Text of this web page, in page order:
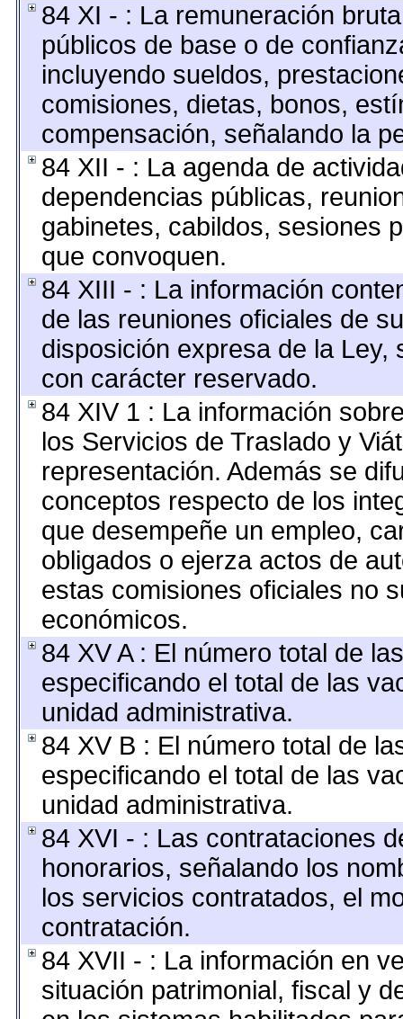
84 XI - : La remuneración
públicos de base o de
incluyendo sueldos,
comisiones, dietas, bonos,
compensación, señalando la
84 XII - : La agenda de
dependencias públicas,
gabinetes, cabildos, sesiones
que convoquen.
84 XIII - : La información
de las reuniones oficiales de
disposición expresa de la Ley,
con carácter reservado.
84 XIV 1 : La información
los Servicios de Traslado y
representación. Además se
conceptos respecto de los
que desempeñe un empleo,
obligados o ejerza actos de
estas comisiones oficiales no
económicos.
84 XV A : El número total de
especificando el total de las
unidad administrativa.
84 XV B : El número total de
especificando el total de las
unidad administrativa.
84 XVI - : Las contrataciones
honorarios, señalando los
los servicios contratados, el
contratación.
84 XVII - : La información en
situación patrimonial, fiscal y